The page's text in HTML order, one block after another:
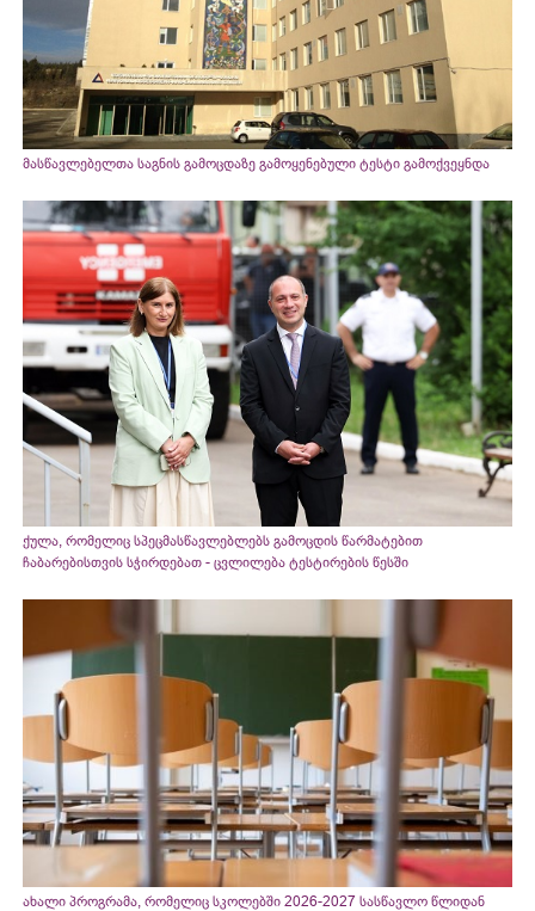
მასწავლებელთა საგნის გამოცდაზე გამოყენებული ტესტი გამოქვეყნდა
ქულა, რომელიც სპეცმასწავლებლებს გამოცდის წარმატებით
ჩაბარებისთვის სჭირდებათ - ცვლილება ტესტირების წესში
ახალი პროგრამა, რომელიც სკოლებში 2026-2027 სასწავლო წლიდან